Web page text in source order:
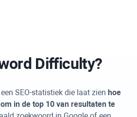
Difficulty?
SEO-statistiek die laat zien hoe
in de top 10 van resultaten te